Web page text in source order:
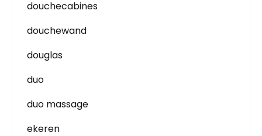
douchecabines
douchewand
douglas
duo
duo massage
ekeren